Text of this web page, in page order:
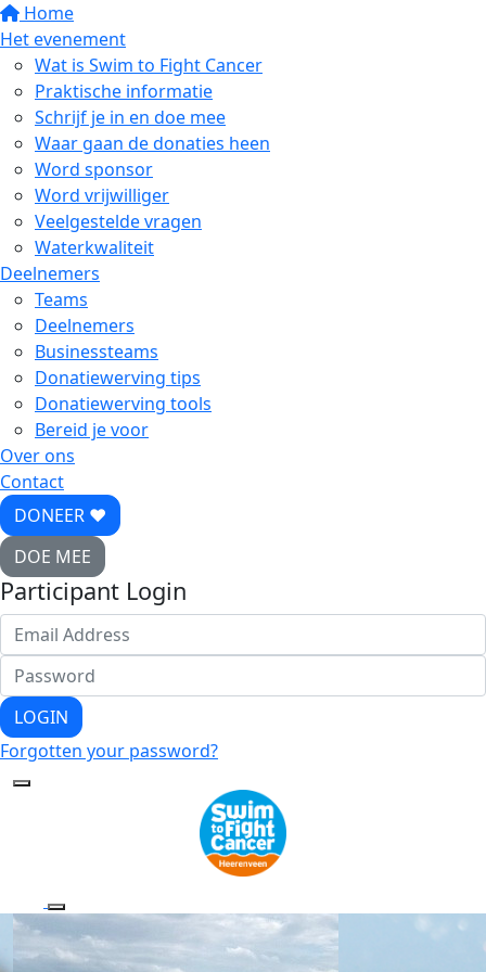
Home
Het evenement
Wat is Swim to Fight Cancer
Praktische informatie
Schrijf je in en doe mee
Waar gaan de donaties heen
Word sponsor
Word vrijwilliger
Veelgestelde vragen
Waterkwaliteit
Deelnemers
Teams
Deelnemers
Businessteams
Donatiewerving tips
Donatiewerving tools
Bereid je voor
Over ons
Contact
DONEER ♥
DOE MEE
Participant Login
LOGIN
Forgotten your password?